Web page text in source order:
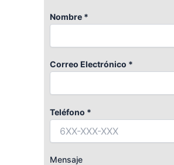
Nombre *
Correo Electrónico *
Teléfono *
Mensaje